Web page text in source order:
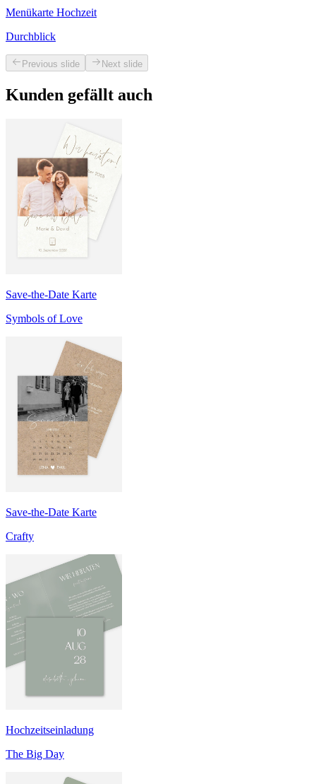
Menükarte Hochzeit
Durchblick
Previous slide Next slide
Kunden gefällt auch
Save-the-Date Karte
Symbols of Love
Save-the-Date Karte
Crafty
Hochzeitseinladung
The Big Day